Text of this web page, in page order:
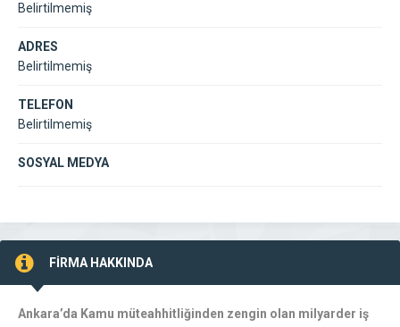
Belirtilmemiş
ADRES
Belirtilmemiş
TELEFON
Belirtilmemiş
SOSYAL MEDYA
FİRMA HAKKINDA
Ankara’da Kamu müteahhitliğinden zengin olan milyarder iş